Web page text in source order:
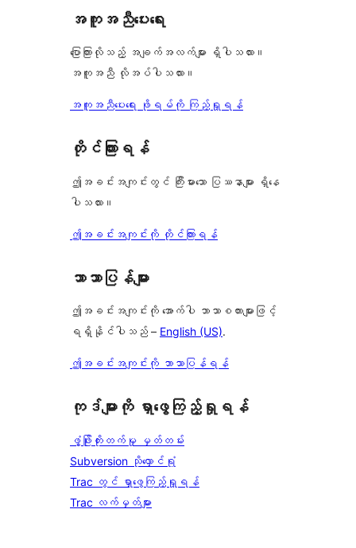
0
စောင်
အကူအညီပေးရေး
ပြောကြားလိုသည့် အချက်အလက်များ ရှိပါသလား။
အကူအညီ လိုအပ်ပါသလား။
အကူအညီပေးရေး ဖိုရမ်ကို ကြည့်ရှုရန်
တိုင်ကြားရန်
ဤအခင်းအကျင်းတွင် ကြီးမားသော ပြဿနာများ ရှိနေ
ပါသလား။
ဤအခင်းအကျင်းကို တိုင်ကြားရန်
ဘာသာပြန်များ
ဤအခင်းအကျင်းကို အောက်ပါ ဘာသာစကားများဖြင့်
ရရှိနိုင်ပါသည် – English (US).
ဤအခင်းအကျင်းကို ဘာသာပြန်ရန်
ကုဒ်များကို ရှာဖွေကြည့်ရှုရန်
ဖွံ့ဖြိုးတိုးတက်မှု မှတ်တမ်း
Subversion သိုလှောင်ရုံ
Trac တွင် ရှာဖွေကြည့်ရှုရန်
Trac လက်မှတ်များ